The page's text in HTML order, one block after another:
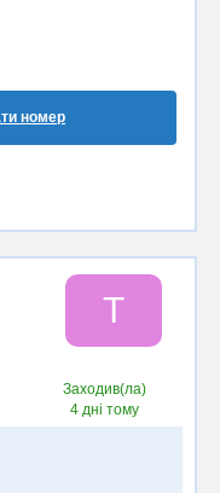
номер
T
Заходив(ла)
4 дні тому